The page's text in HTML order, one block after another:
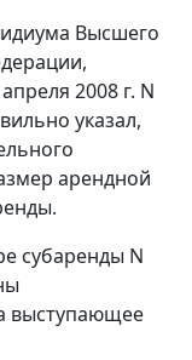
Высшего
2008 г. N
указал,
арендной
субаренды N
выступающее